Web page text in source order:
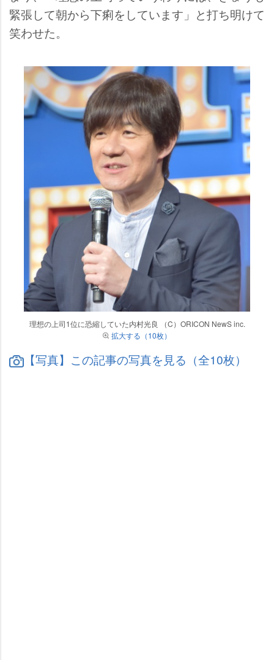
緊張して朝から下痢をしています」と打ち明けて
笑わせた。
理想の上司1位に恐縮していた内村光良 （C）ORICON NewS inc.
拡大する（10枚）
【写真】この記事の写真を見る（全10枚）